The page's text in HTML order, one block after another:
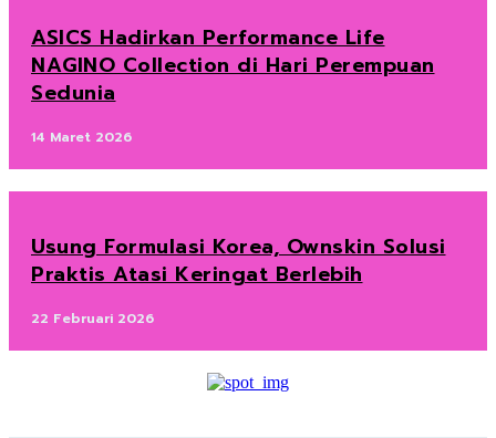
ASICS Hadirkan Performance Life
NAGINO Collection di Hari Perempuan
Sedunia
14 Maret 2026
Usung Formulasi Korea, Ownskin Solusi
Praktis Atasi Keringat Berlebih
22 Februari 2026